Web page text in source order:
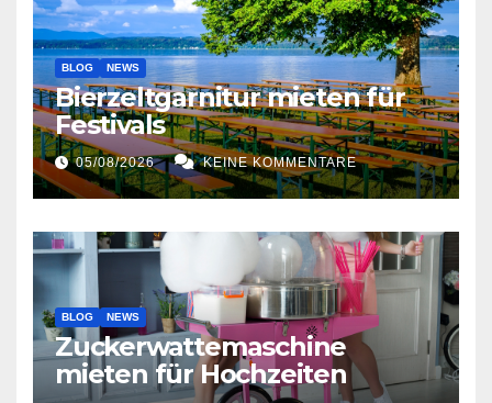
BLOG NEWS
Bierzeltgarnitur mieten für
Festivals
05/08/2026 KEINE KOMMENTARE
BLOG NEWS
Zuckerwattemaschine
mieten für Hochzeiten